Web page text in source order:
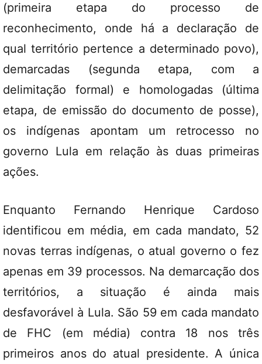
(primeira etapa do processo de
reconhecimento, onde há a declaração de
qual território pertence a determinado povo),
demarcadas (segunda etapa, com a
delimitação formal) e homologadas (última
etapa, de emissão do documento de posse),
os indígenas apontam um retrocesso no
governo Lula em relação às duas primeiras
ações.
Enquanto Fernando Henrique Cardoso
identificou em média, em cada mandato, 52
novas terras indígenas, o atual governo o fez
apenas em 39 processos. Na demarcação dos
territórios, a situação é ainda mais
desfavorável à Lula. São 59 em cada mandato
de FHC (em média) contra 18 nos três
primeiros anos do atual presidente. A única